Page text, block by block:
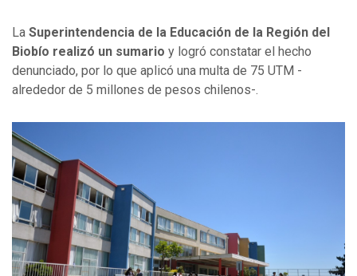
La Superintendencia de la Educación de la Región del
Biobío realizó un sumario y logró constatar el hecho
denunciado, por lo que aplicó una multa de 75 UTM -
alrededor de 5 millones de pesos chilenos-.